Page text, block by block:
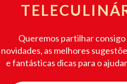
Queremos partilhar consigo
novidades, as melhores
e fantásticas dicas para o